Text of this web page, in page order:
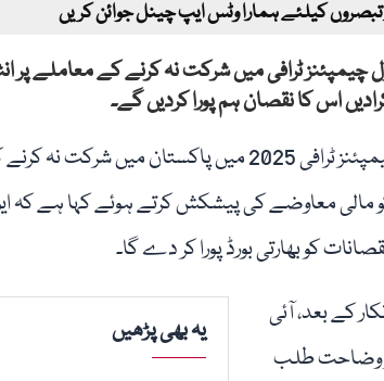
تبصروں کیلئے ہمارا وٹس ایپ چینل جوائن کریں
چیمپئنز ٹرافی میں شرکت نہ کرنے کے معاملے پر
اس کا نقصان ہم پورا کردیں گے۔
بھارتی کرکٹ بورڈ (بی سی سی آئی) نے چیمپئنز ٹرافی 2025 میں
معاوضے کی پیشکش کرتے ہوئے کہا ہے کہ
کو بھارتی بورڈ پورا کر دے گا۔
یہ بھی پڑھیں
کے بعد، آئی
وضاحت طلب